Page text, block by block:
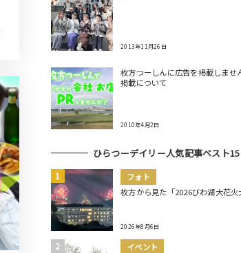
2013年11月26日
枚方つーしんに広告を掲載しませ
掲載について
2010年4月2日
ひらつーデイリー人気記事ベスト15
フォト
枚方から見た「2026びわ湖大花火
2026年8月6日
イベント